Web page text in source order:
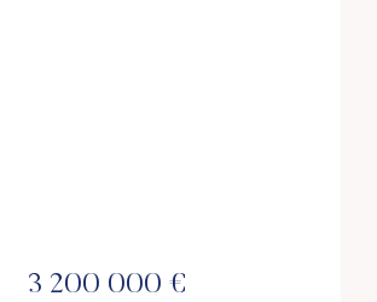
949 000 €